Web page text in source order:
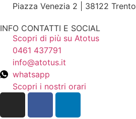
Piazza Venezia 2 | 38122 Trento
INFO CONTATTI E SOCIAL
Scopri di più su Atotus
0461 437791
info@atotus.it
whatsapp
Scopri i nostri orari